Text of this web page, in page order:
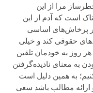
مرا از این
است که آدم از این
پرخاش‌های اساسی
حقوقی کند و خیلی
روز به خودمان تلقین
به معنای نادیده‌گرفتن
به همین دلیل است
ارائه مطالب باشد سعی